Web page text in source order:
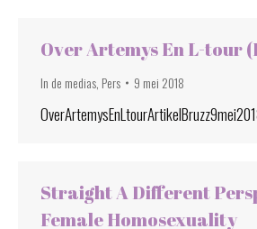
Over Artemys En L-tour
In de medias Pers 9 mei 2018
Straight A Different
Female Homosexuality